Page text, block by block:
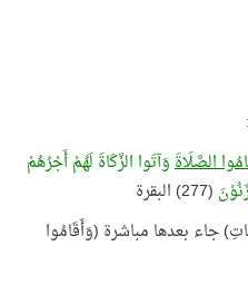
الصَّلَاةَوَآتَوا الزَّكَاةَ لَهُمْ أَجْرُهُمْ
(277) البقرة
جاء بعدها مباشرة (وَأَقَامُوا